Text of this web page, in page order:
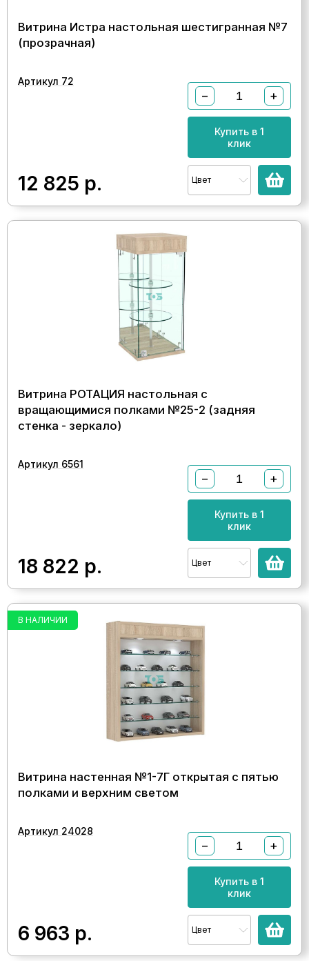
Витрина Истра настольная шестигранная №7
(прозрачная)
Артикул 72
12 825 р.
− +
Купить в 1
клик
Цвет
Витрина РОТАЦИЯ настольная с
вращающимися полками №25-2 (задняя
стенка - зеркало)
Артикул 6561
18 822 р.
− +
Купить в 1
клик
Цвет
В НАЛИЧИИ
Витрина настенная №1-7Г открытая с пятью
полками и верхним светом
Артикул 24028
6 963 р.
− +
Купить в 1
клик
Цвет